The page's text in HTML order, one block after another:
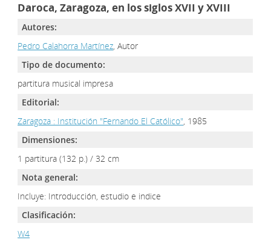
Daroca, Zaragoza, en los siglos XVII y XVIII
Autores:
Pedro Calahorra Martínez, Autor
Tipo de documento:
partitura musical impresa
Editorial:
Zaragoza : Institución "Fernando El Católico", 1985
Dimensiones:
1 partitura (132 p.) / 32 cm
Nota general:
Incluye: Introducción, estudio e indice
Clasificación:
W4